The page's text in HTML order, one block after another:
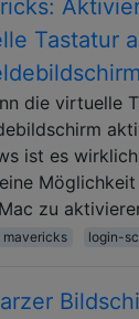
Tastatur
die virtuelle
ist es
zu
mavericks login-